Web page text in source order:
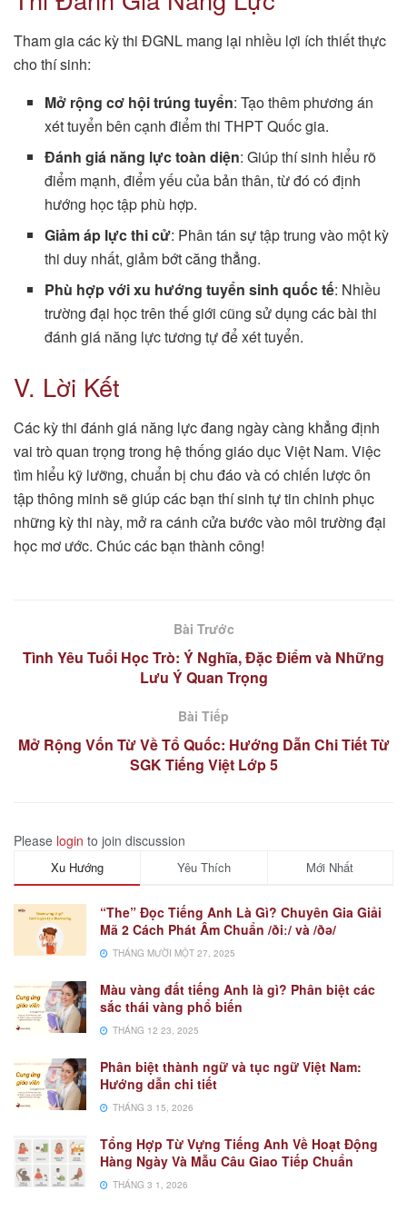
Tham gia các kỳ thi ĐGNL mang lại nhiều lợi ích thiết thực
cho thí sinh:
Mở rộng cơ hội trúng tuyển: Tạo thêm phương án
xét tuyển bên cạnh điểm thi THPT Quốc gia.
Đánh giá năng lực toàn diện: Giúp thí sinh hiểu rõ
điểm mạnh, điểm yếu của bản thân, từ đó có định
hướng học tập phù hợp.
Giảm áp lực thi cử: Phân tán sự tập trung vào một kỳ
thi duy nhất, giảm bớt căng thẳng.
Phù hợp với xu hướng tuyển sinh quốc tế: Nhiều
trường đại học trên thế giới cũng sử dụng các bài thi
đánh giá năng lực tương tự để xét tuyển.
V. Lời Kết
Các kỳ thi đánh giá năng lực đang ngày càng khẳng định
vai trò quan trọng trong hệ thống giáo dục Việt Nam. Việc
tìm hiểu kỹ lưỡng, chuẩn bị chu đáo và có chiến lược ôn
tập thông minh sẽ giúp các bạn thí sinh tự tin chinh phục
những kỳ thi này, mở ra cánh cửa bước vào môi trường đại
học mơ ước. Chúc các bạn thành công!
Bài Trước
Tình Yêu Tuổi Học Trò: Ý Nghĩa, Đặc Điểm và Những
Lưu Ý Quan Trọng
Bài Tiếp
Mở Rộng Vốn Từ Về Tổ Quốc: Hướng Dẫn Chi Tiết Từ
SGK Tiếng Việt Lớp 5
Please login to join discussion
Xu Hướng Yêu Thích Mới Nhất
“The” Đọc Tiếng Anh Là Gì? Chuyên Gia Giải
Mã 2 Cách Phát Âm Chuẩn /ðiː/ và /ðə/
THÁNG MƯỜI MỘT 27, 2025
Màu vàng đất tiếng Anh là gì? Phân biệt các
sắc thái vàng phổ biến
THÁNG 12 23, 2025
Phân biệt thành ngữ và tục ngữ Việt Nam:
Hướng dẫn chi tiết
THÁNG 3 15, 2026
Tổng Hợp Từ Vựng Tiếng Anh Về Hoạt Động
Hàng Ngày Và Mẫu Câu Giao Tiếp Chuẩn
THÁNG 3 1, 2026